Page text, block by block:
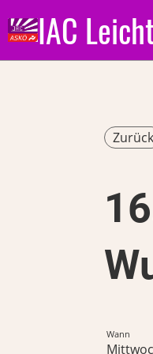
IAC
Zurück
Wann